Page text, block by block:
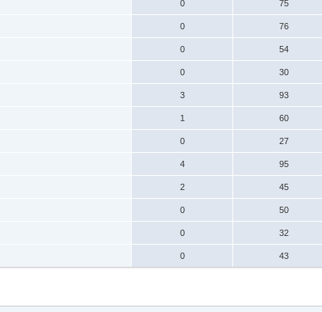
0 75
0 76
0 54
0 30
3 93
1 60
0 27
4 95
2 45
0 50
0 32
0 43